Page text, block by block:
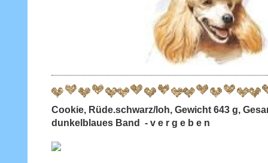
Cookie, Rüde.schwarz/loh, Gewicht 643 g,
dunkelblaues Band - v e r g e b e n